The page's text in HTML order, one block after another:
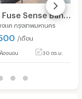
❇️🔥 Fuse Sense Bangkae | 8,500 บาท| 🚇 ใกล้ MRT หลักสอง , The Mall Bangkae | พร้อมนัดชมทุกวัน
งแค กรุงเทพมหานคร
/เดือน
ห้องนอน 30 ตร.ม.